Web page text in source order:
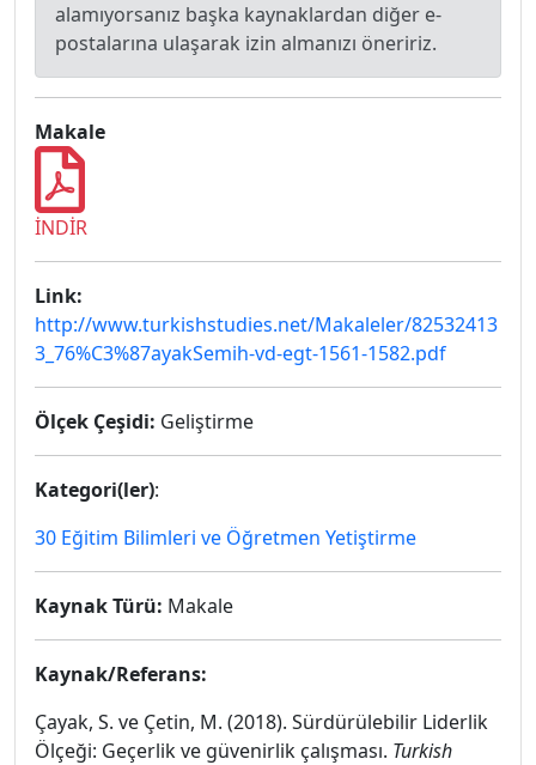
alamıyorsanız başka kaynaklardan diğer e-
postalarına ulaşarak izin almanızı öneririz.
Makale
İNDİR
Link:
http://www.turkishstudies.net/Makaleler/82532413
3_76%C3%87ayakSemih-vd-egt-1561-1582.pdf
Ölçek Çeşidi: Geliştirme
Kategori(ler):
30 Eğitim Bilimleri ve Öğretmen Yetiştirme
Kaynak Türü: Makale
Kaynak/Referans:
Çayak, S. ve Çetin, M. (2018). Sürdürülebilir Liderlik
Ölçeği: Geçerlik ve güvenirlik çalışması. Turkish